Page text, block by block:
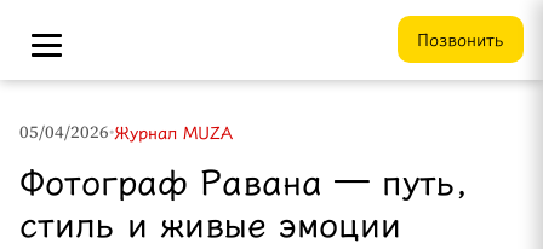
Позвонить
05/04/2026•Журнал MUZA
Фотограф Равана — путь,
стиль и живые эмоции